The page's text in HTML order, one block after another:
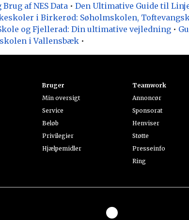
af NES Data • Den Ultimative Guide til
i Birkerød: Søholmskolen,
og Fjellerad: Din ultimative vejledning •
i Vallensbæk •
Bruger
Min oversigt
Service
Beløb
Privilegier
Hjælpemidler
Teamwork
Annoncør
Sponsorat
Henviser
Støtte
Presseinfo
Ring